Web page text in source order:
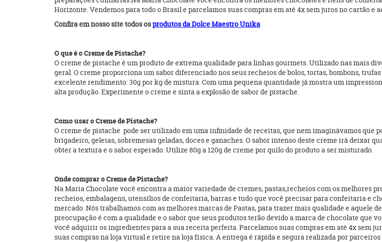
Horizonte. Vendemos para todo o Brasil e parcelamos suas compras em até 4x sem juros no cartão e
Confira em nosso site todos osprodutos da Dolce Maestro Unika
O que é o Creme de Pistache?
O creme de pistache é um produto de extrema qualidade para linhas gourmets. Utilizado nas mais
geral. O creme proporciona um sabor diferenciado nos seus recheios de bolos, tortas, bombons,
excelente rendimento: 30g por kg de mistura. Com uma pequena quantidade já mostra um
alta produção. Experimente o creme e sinta a explosão de sabor de pistache.
Como usar o Creme de Pistache?
O creme de pistache pode ser utilizado em uma infinidade de receitas, que nem imaginávamos que
brigadeiro, geleias, sobremesas geladas, doces e ganaches. O sabor intenso deste creme irá deixar
obter a textura e o sabor esperado. Utilize 80g a 120g de creme por quilo do produto a ser misturado.
Onde comprar o Creme de Pistache?
Na Maria Chocolate você encontra a maior variedade de cremes, pastas,recheios com os melhores
recheios, embalagens, utensílios de confeitaria, barras e tudo que você precisar para confeitaria e
mercado. Nós trabalhamos com as melhores marcas de Pastas, para trazer mais qualidade e aquele
preocupação é com a qualidade e o sabor que seus produtos terão devido a marca de chocolate que
você adquirir os ingredientes para a sua receita perfeita. Parcelamos suas compras em até 4x sem
suas compras na loja virtual e retire na loja física. A entrega é rápida e segura realizada por